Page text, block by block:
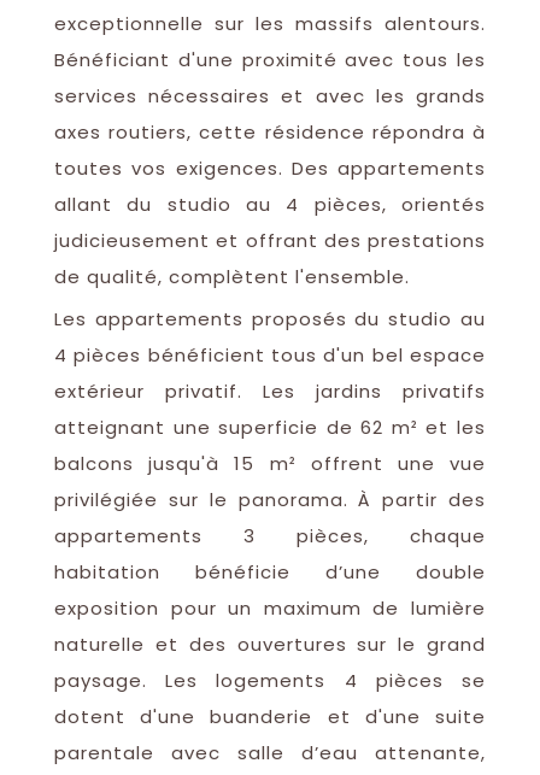
exceptionnelle sur les massifs alentours.
Bénéficiant d'une proximité avec tous les
services nécessaires et avec les grands
axes routiers, cette résidence répondra à
toutes vos exigences. Des appartements
allant du studio au 4 pièces, orientés
judicieusement et offrant des prestations
de qualité, complètent l'ensemble.
Les appartements proposés du studio au
4 pièces bénéficient tous d'un bel espace
extérieur privatif. Les jardins privatifs
atteignant une superficie de 62 m² et les
balcons jusqu'à 15 m² offrent une vue
privilégiée sur le panorama. À partir des
appartements 3 pièces, chaque
habitation bénéficie d’une double
exposition pour un maximum de lumière
naturelle et des ouvertures sur le grand
paysage. Les logements 4 pièces se
dotent d'une buanderie et d'une suite
parentale avec salle d’eau attenante,